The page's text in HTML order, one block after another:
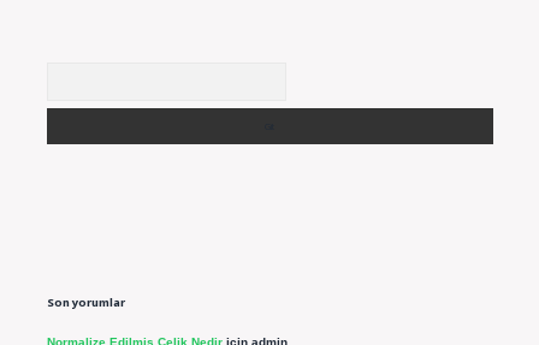
Son yorumlar
Normalize Edilmiş Çelik Nediriçin admin